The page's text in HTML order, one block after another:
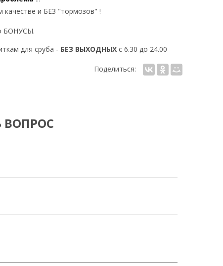
качестве и БЕЗ "тормозов" !
БОНУСЫ.
для сруба - БЕЗ ВЫХОДНЫХ с 6.30 до 24.00
Поделиться: